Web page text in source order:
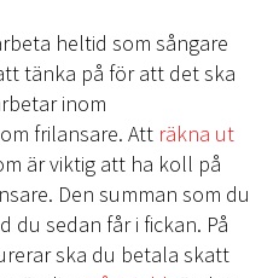
heltid som sångare
tänka på för att det ska
inom
frilansare. Att räkna ut
är viktig att ha koll på
Den summan som du
du sedan får i fickan. På
ska du betala skatt